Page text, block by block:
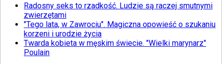
Radosny seks to rzadkość. Ludzie są raczej smutnymi
zwierzętami
"Tego lata, w Zawrociu". Magiczna opowieść o szukaniu
korzeni i urodzie życia
Twarda kobieta w męskim świecie. "Wielki marynarz"
Poulain